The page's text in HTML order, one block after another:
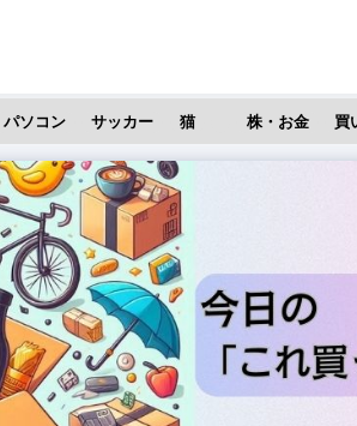
パソコン サッカー 猫 株・お金 買